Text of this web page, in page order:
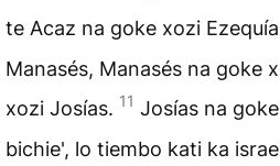
te Acaz na goke xozi
Manasés, Manasés na goke
xozi Josías. 11 Josías na
bichie', lo tiembo kati ka